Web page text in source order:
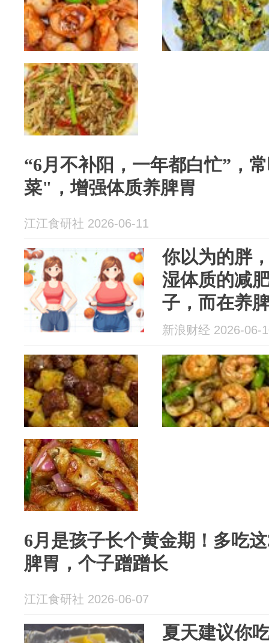
“6月不补阳，一年都白忙”，
菜"，增强体质养脾胃
江江食研社 2026-06-11
你以为的胖
湿体质的减
子，而在养
新浪财经 2026-06-
6月是孩子长个黄金期！多吃
脾胃，个子蹭蹭长
江江食研社 2026-06-07
夏天建议你